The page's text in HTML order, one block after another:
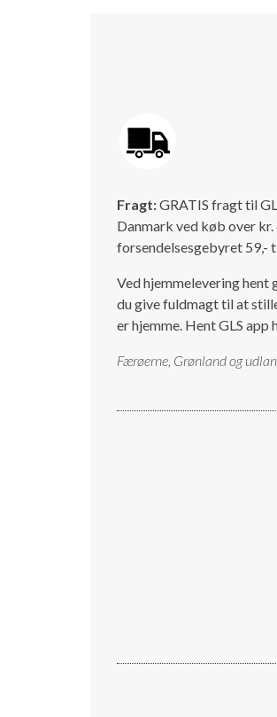
Fragt:GRATIS fragt til
Danmark ved køb over kr.
forsendelsesgebyret 59,-
Ved hjemmelevering hent
du give fuldmagt til at
er hjemme. Hent GLS app
Færøerne, Grønland og